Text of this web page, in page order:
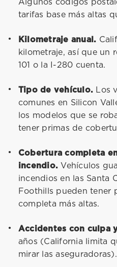
Algunos códigos
tarifas base más altas
Kilometraje anual.
kilometraje, así que un
101 o la I-280 cuenta.
Tipo de vehículo. Los
comunes en Silicon
los modelos que se
tener primas de
Cobertura completa
incendio. Vehículos
incendios en las Santa
Foothills pueden tener
completa más altas.
Accidentes con culpa
años (California limita
mirar las aseguradoras).